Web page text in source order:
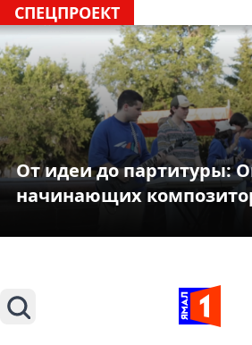
СПЕЦПРОЕКТ
От идеи до партитуры:
начинающих
Поиск